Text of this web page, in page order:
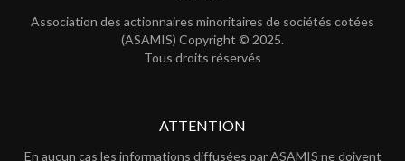
Association des actionnaires minoritaires de sociétés cotées
(ASAMIS) Copyright © 2025.
Tous droits réservés
ATTENTION
En aucun cas les informations diffusées par ASAMIS ne doivent